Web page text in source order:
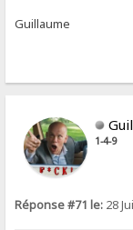
Guillaume
1-4-9
Réponse #71 le: 28